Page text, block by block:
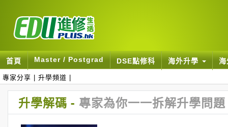
首頁 Master / Postgrad DSE點修科 海外升學
專家分享 升學頻道
升學解碼 - 專家為你一一拆解升學問題